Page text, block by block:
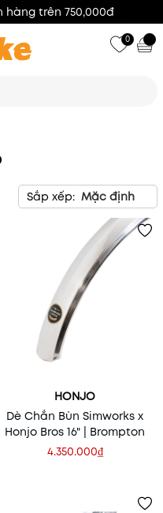
Chính Hãng
0
Sắp xếp: Mặc định
HONJO
Dè Chắn Bùn Simworks x
Honjo Bros 16" | Brompton
4.350.000₫